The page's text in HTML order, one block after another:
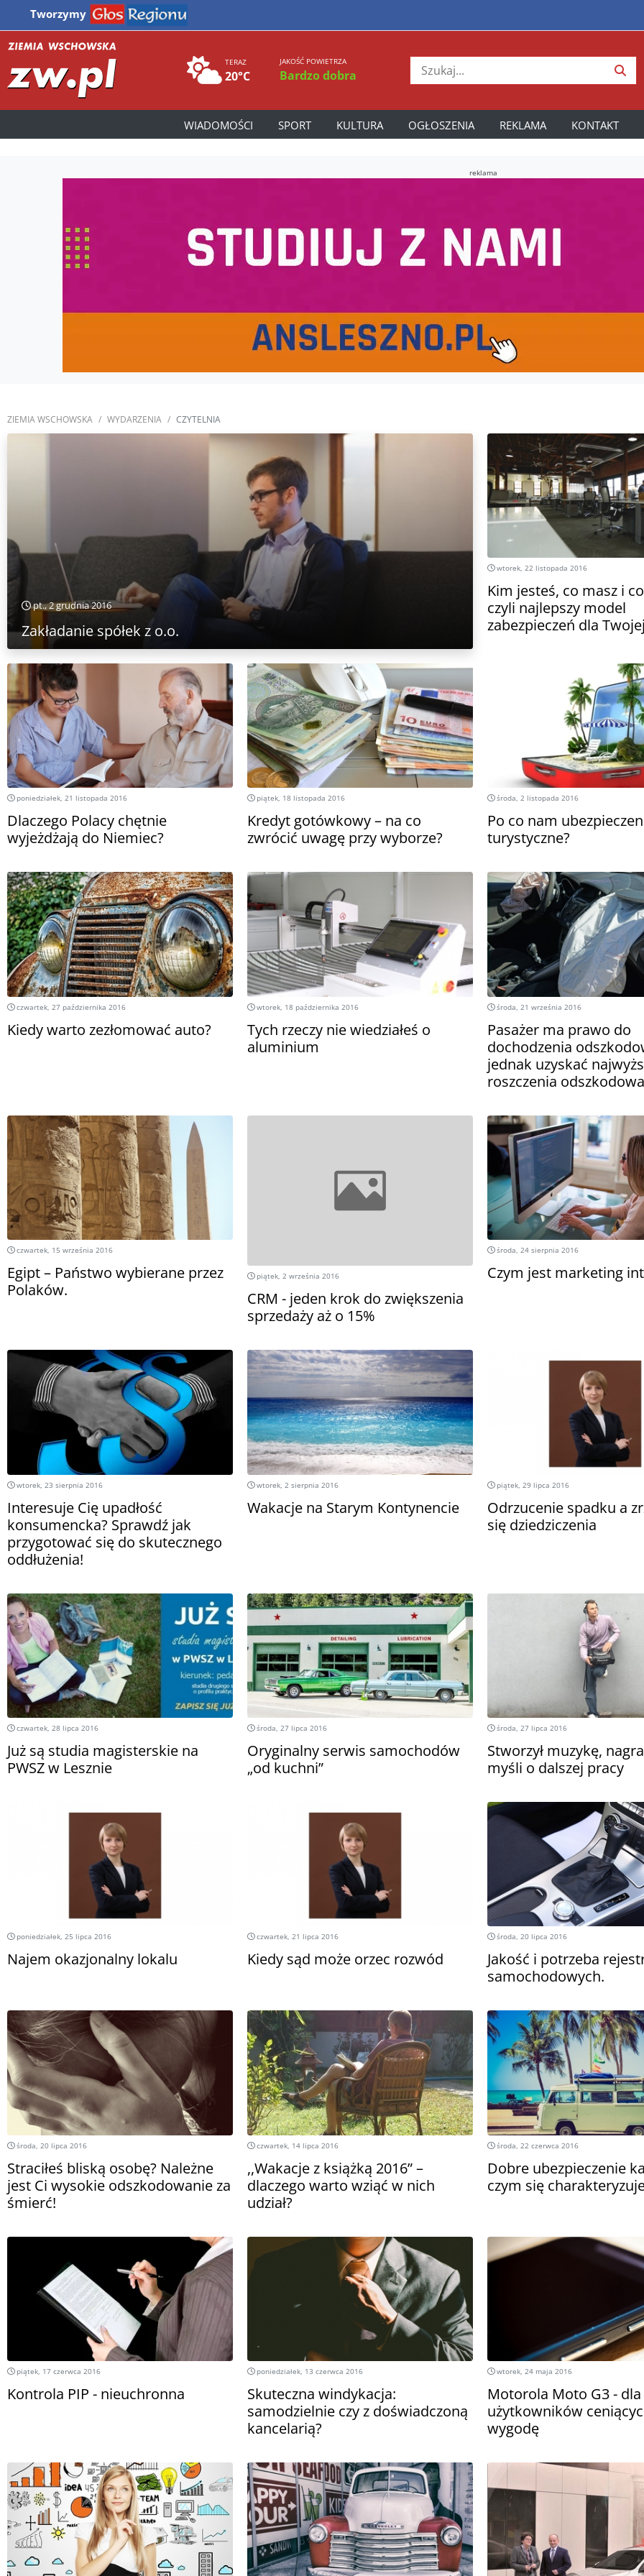
Tworzymy
TERAZ
20°C
JAKOŚĆ POWIETRZA
Bardzo dobra
WIADOMOŚCI SPORT KULTURA OGŁOSZENIA REKLAMA KONTAKT
reklama
ZIEMIA WSCHOWSKA WYDARZENIA CZYTELNIA
pt., 2 grudnia 2016
Zakładanie spółek z o.o.
wtorek, 22 listopada 2016
Kim jesteś, co masz i
czyli najlepszy model
zabezpieczeń dla
poniedziałek, 21 listopada 2016
Dlaczego Polacy chętnie
wyjeżdżają do Niemiec?
piątek, 18 listopada 2016
Kredyt gotówkowy – na co
zwrócić uwagę przy wyborze?
środa, 2 listopada 2016
Po co nam
turystyczne?
czwartek, 27 października 2016
Kiedy warto zezłomować auto?
wtorek, 18 października 2016
Tych rzeczy nie wiedziałeś o
aluminium
środa, 21 września 2016
Pasażer ma prawo do
dochodzenia
jednak uzyskać
roszczenia
czwartek, 15 września 2016
Egipt – Państwo wybierane przez
Polaków.
piątek, 2 września 2016
CRM - jeden krok do zwiększenia
sprzedaży aż o 15%
środa, 24 sierpnia 2016
Czym jest marketing
wtorek, 23 sierpnia 2016
Interesuje Cię upadłość
konsumencka? Sprawdź jak
przygotować się do skutecznego
oddłużenia!
wtorek, 2 sierpnia 2016
Wakacje na Starym Kontynencie
piątek, 29 lipca 2016
Odrzucenie spadku a
się dziedziczenia
czwartek, 28 lipca 2016
Już są studia magisterskie na
PWSZ w Lesznie
środa, 27 lipca 2016
Oryginalny serwis samochodów
„od kuchni”
środa, 27 lipca 2016
Stworzył muzykę,
myśli o dalszej pracy
poniedziałek, 25 lipca 2016
Najem okazjonalny lokalu
czwartek, 21 lipca 2016
Kiedy sąd może orzec rozwód
środa, 20 lipca 2016
Jakość i potrzeba
samochodowych.
środa, 20 lipca 2016
Straciłeś bliską osobę? Należne
jest Ci wysokie odszkodowanie za
śmierć!
czwartek, 14 lipca 2016
,,Wakacje z książką 2016” –
dlaczego warto wziąć w nich
udział?
środa, 22 czerwca 2016
Dobre ubezpieczenie
czym się
piątek, 17 czerwca 2016
Kontrola PIP - nieuchronna
poniedziałek, 13 czerwca 2016
Skuteczna windykacja:
samodzielnie czy z doświadczoną
kancelarią?
wtorek, 24 maja 2016
Motorola Moto G3 - dla
użytkowników
wygodę